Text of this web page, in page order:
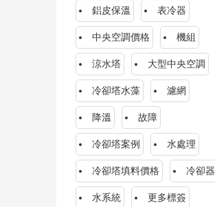
鋁皮保溫 表冷器
中央空調價格 機組
涼水塔 大型中央空調
冷卻塔水藻 濾網
降溫 故障
冷卻塔案例 水處理
冷卻塔填料價格 冷卻器
水系統 更多標簽